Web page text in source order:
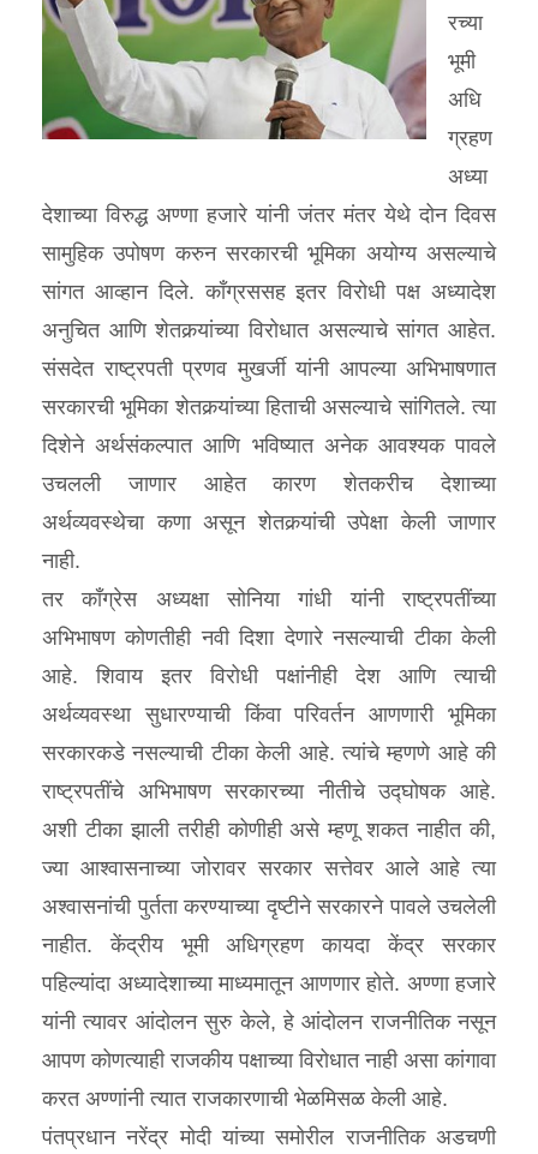
रच्या
भूमी
अधि
ग्रहण
अध्या
देशाच्या विरुद्ध अण्णा हजारे यांनी जंतर मंतर येथे दोन दिवस
सामुहिक उपोषण करुन सरकारची भूमिका अयोग्य असल्याचे
सांगत आव्हान दिले. कॉंग्रससह इतर विरोधी पक्ष अध्यादेश
अनुचित आणि शेतकर्‍यांच्या विरोधात असल्याचे सांगत आहेत.
संसदेत राष्ट्रपती प्रणव मुखर्जी यांनी आपल्या अभिभाषणात
सरकारची भूमिका शेतकर्‍यांच्या हिताची असल्याचे सांगितले. त्या
दिशेने अर्थसंकल्पात आणि भविष्यात अनेक आवश्यक पावले
उचलली जाणार आहेत कारण शेतकरीच देशाच्या
अर्थव्यवस्थेचा कणा असून शेतकर्‍यांची उपेक्षा केली जाणार
नाही.
तर कॉंग्रेस अध्यक्षा सोनिया गांधी यांनी राष्ट्रपतींच्या
अभिभाषण कोणतीही नवी दिशा देणारे नसल्याची टीका केली
आहे. शिवाय इतर विरोधी पक्षांनीही देश आणि त्याची
अर्थव्यवस्था सुधारण्याची किंवा परिवर्तन आणणारी भूमिका
सरकारकडे नसल्याची टीका केली आहे. त्यांचे म्हणणे आहे की
राष्ट्रपतींचे अभिभाषण सरकारच्या नीतीचे उद्घोषक आहे.
अशी टीका झाली तरीही कोणीही असे म्हणू शकत नाहीत की,
ज्या आश्‍वासनाच्या जोरावर सरकार सत्तेवर आले आहे त्या
अश्‍वासनांची पुर्तता करण्याच्या दृष्टीने सरकारने पावले उचलेली
नाहीत. केंद्रीय भूमी अधिग्रहण कायदा केंद्र सरकार
पहिल्यांदा अध्यादेशाच्या माध्यमातून आणणार होते. अण्णा हजारे
यांनी त्यावर आंदोलन सुरु केले, हे आंदोलन राजनीतिक नसून
आपण कोणत्याही राजकीय पक्षाच्या विरोधात नाही असा कांगावा
करत अण्णांनी त्यात राजकारणाची भेळमिसळ केली आहे.
पंतप्रधान नरेंद्र मोदी यांच्या समोरील राजनीतिक अडचणी